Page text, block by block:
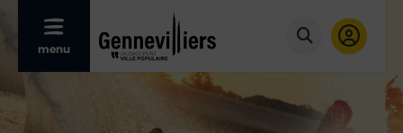
Afficher le menu mobile
menu Cliquer